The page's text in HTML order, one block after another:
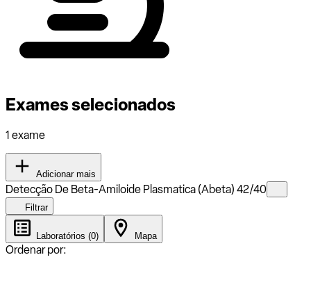
Exames selecionados
1 exame
Adicionar mais
Detecção De Beta-Amiloide Plasmatica (Abeta) 42/40
Filtrar
Laboratórios (0) Mapa
Ordenar por: